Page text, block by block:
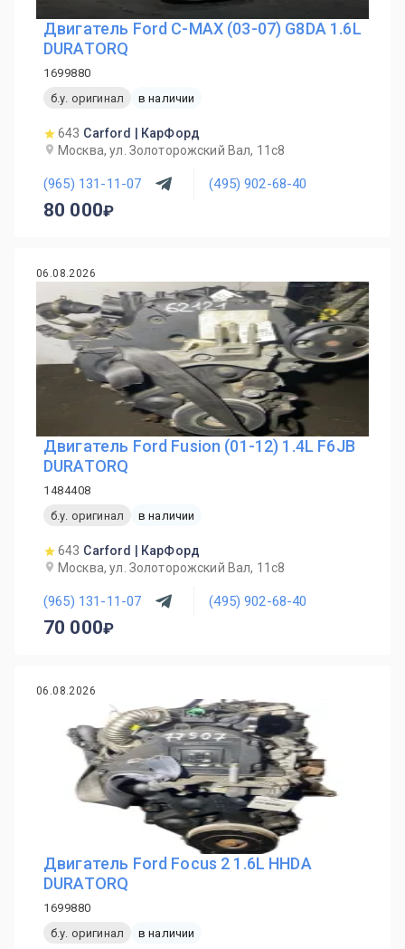
Двигатель Ford C-MAX (03-07) G8DA 1.6L
DURATORQ
1699880
б.у. оригинал
в наличии
643 Carford | КарФорд
Москва, ул. Золоторожский Вал, 11с8
(965) 131-11-07 (495) 902-68-40
80 000
06.08.2026
Двигатель Ford Fusion (01-12) 1.4L F6JB
DURATORQ
1484408
б.у. оригинал
в наличии
643 Carford | КарФорд
Москва, ул. Золоторожский Вал, 11с8
(965) 131-11-07 (495) 902-68-40
70 000
06.08.2026
Двигатель Ford Focus 2 1.6L HHDA
DURATORQ
1699880
б.у. оригинал
в наличии